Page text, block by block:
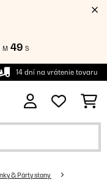
M 49 S
14 dní na vrátenie tovaru
& Párty stany